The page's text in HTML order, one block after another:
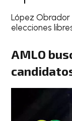
López Obrador
elecciones
AMLO